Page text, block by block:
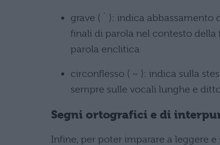
grave ( ` ): indica abbassamento
finali di parola nel contesto della
parola enclitica
circonflesso ( ~ ): indica sulla
sempre sulle vocali lunghe e
Segni ortografici e di
Infine, per poter imparare a leggere